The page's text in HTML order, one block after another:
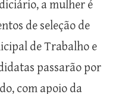
a mulher é
de seleção de
de Trabalho e
passarão por
com apoio da